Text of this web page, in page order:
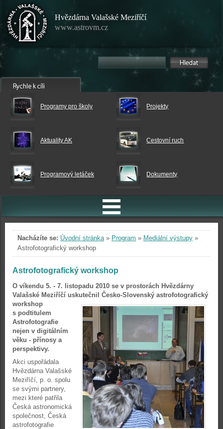
Hvězdárna Valašské Meziříčí
www.astrovm.cz
Programy pro školy Projekty
Aktuality AK Cestovní ruch
Programový letáček Dokumenty
Nacházíte se: Úvodní stránka» Program » Mediální výstupy »
Astrofotografický workshop
Astrofotografický workshop
O víkendu 5. - 7. listopadu 2010 se v prostorách Hvězdárny
Valašské Meziříčí uskutečnil Česko-Slovenský astrofotografický
workshop
s podtitulem
Astrofotografie
nejen v digitálním
věku - přínosy a
perspektivy.
Akci uspořádala
Hvězdárna Valašské
Meziříčí, p. o. spolu
se svými partnery,
mezi které patřila
Česká astronomická
společnost, Česká
astrofotografie